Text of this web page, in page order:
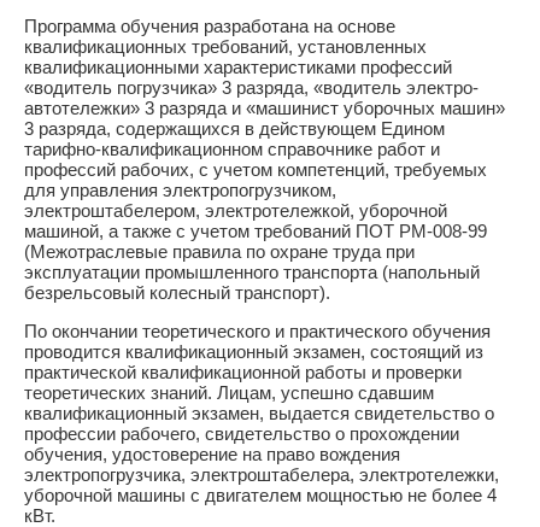
Программа обучения разработана на основе
квалификационных требований, установленных
квалификационными характеристиками профессий
«водитель погрузчика» 3 разряда, «водитель электро-
автотележки» 3 разряда и «машинист уборочных машин»
3 разряда, содержащихся в действующем Едином
тарифно-квалификационном справочнике работ и
профессий рабочих, с учетом компетенций, требуемых
для управления электропогрузчиком,
электроштабелером, электротележкой, уборочной
машиной, а также с учетом требований ПОТ РМ-008-99
(Межотраслевые правила по охране труда при
эксплуатации промышленного транспорта (напольный
безрельсовый колесный транспорт).
По окончании теоретического и практического обучения
проводится квалификационный экзамен, состоящий из
практической квалификационной работы и проверки
теоретических знаний. Лицам, успешно сдавшим
квалификационный экзамен, выдается свидетельство о
профессии рабочего, свидетельство о прохождении
обучения, удостоверение на право вождения
электропогрузчика, электроштабелера, электротележки,
уборочной машины с двигателем мощностью не более 4
кВт.